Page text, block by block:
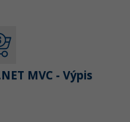
MVC - Výpis